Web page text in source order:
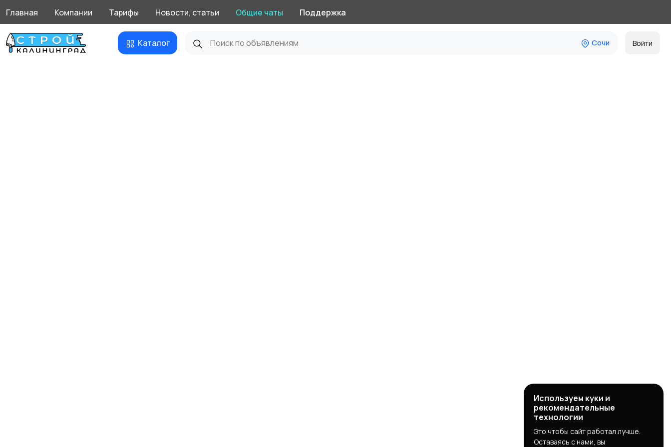
Главная Компании Тарифы Новости, статьи Общие чаты Поддержка
Каталог Сочи Войти
Используем куки и
рекомендательные
технологии
Это чтобы сайт работал лучше.
Оставаясь с нами, вы